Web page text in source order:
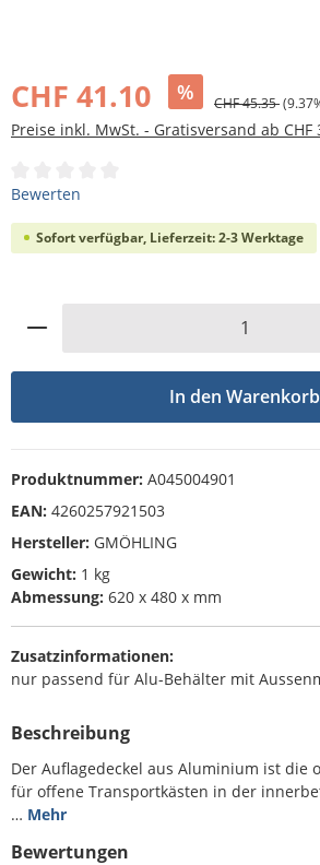
CHF 41.10 % CHF 45.35
Preise inkl. MwSt. - Gratisversand ab CHF
Durchschnittliche Bewertung von 0 von 5
Bewerten
Sofort verfügbar, Lieferzeit: 2-3 Werktage
Produkt Anzahl: Gib den
In den Warenkorb
Produktnummer: A045004901
EAN: 4260257921503
Hersteller: GMÖHLING
Gewicht: 1 kg
Abmessung: 620 x 480 x mm
Zusatzinformationen:
nur passend für Alu-Behälter mit
Beschreibung
Der Auflagedeckel aus Aluminium ist die
für offene Transportkästen in der
… Mehr
Bewertungen